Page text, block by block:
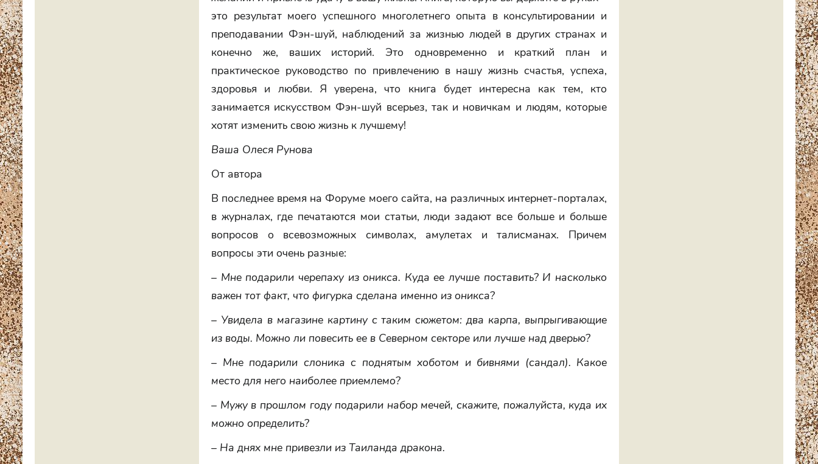
это результат моего успешного многолетнего опыта в консультировании и
преподавании Фэн-шуй, наблюдений за жизнью людей в других странах и
конечно же, ваших историй. Это одновременно и краткий план и
практическое руководство по привлечению в нашу жизнь счастья, успеха,
здоровья и любви. Я уверена, что книга будет интересна как тем, кто
занимается искусством Фэн-шуй всерьез, так и новичкам и людям, которые
хотят изменить свою жизнь к лучшему!
Ваша Олеся Рунова
От автора
В последнее время на Форуме моего сайта, на различных интернет-порталах,
в журналах, где печатаются мои статьи, люди задают все больше и больше
вопросов о всевозможных символах, амулетах и талисманах. Причем
вопросы эти очень разные:
– Мне подарили черепаху из оникса. Куда ее лучше поставить? И насколько
важен тот факт, что фигурка сделана именно из оникса?
– Увидела в магазине картину с таким сюжетом: два карпа, выпрыгивающие
из воды. Можно ли повесить ее в Северном секторе или лучше над дверью?
– Мне подарили слоника с поднятым хоботом и бивнями (сандал). Какое
место для него наиболее приемлемо?
– Мужу в прошлом году подарили набор мечей, скажите, пожалуйста, куда их
можно определить?
– На днях мне привезли из Таиланда дракона.